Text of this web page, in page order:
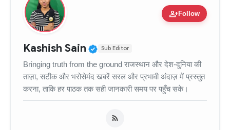
person_addFollow
Kashish Sain Verified Public Figure •
Sub Editor
Bringing truth from the ground राजस्थान और देश-दुनिया की
ताज़ा, सटीक और भरोसेमंद खबरें सरल और प्रभावी अंदाज़ में प्रस्तुत
करना, ताकि हर पाठक तक सही जानकारी समय पर पहुँच सके।